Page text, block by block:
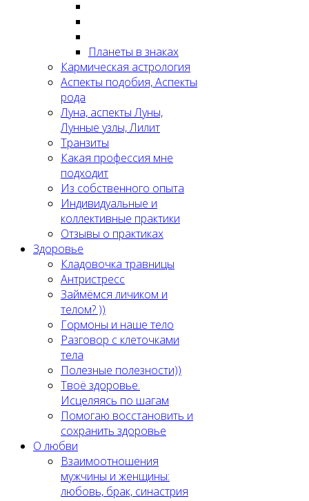
Планеты в знаках
Кармическая астрология
Аспекты подобия, Аспекты
рода
Луна, аспекты Луны,
Лунные узлы, Лилит
Транзиты
Какая профессия мне
подходит
Из собственного опыта
Индивидуальные и
коллективные практики
Отзывы о практиках
Здоровье
Кладовочка травницы
Антристресс
Займёмся личиком и
телом? ))
Гормоны и наше тело
Разговор с клеточками
тела
Полезные полезности))
Твоё здоровье.
Исцеляясь по шагам
Помогаю восстановить и
сохранить здоровье
О любви
Взаимоотношения
мужчины и женщины:
любовь, брак, синастрия